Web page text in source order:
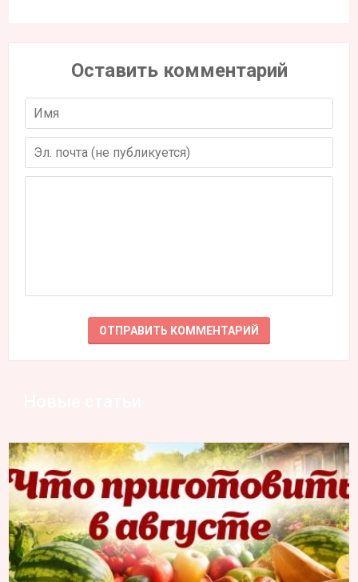
Оставить комментарий